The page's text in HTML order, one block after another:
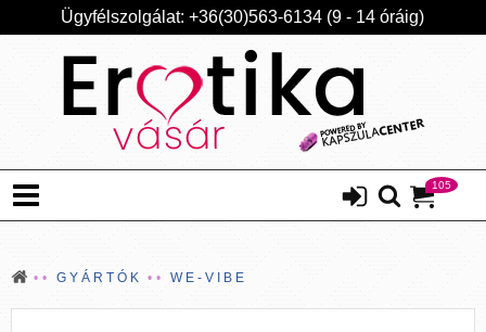
Ügyfélszolgálat: +36(30)563-6134 (9 - 14 óráig)
105
GYÁRTÓK WE-VIBE